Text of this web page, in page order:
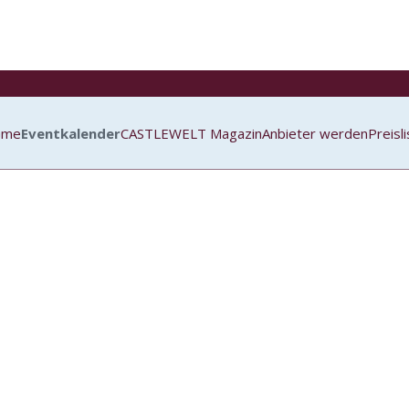
EventkalenderCASTLEWELT MagazinAnbieter werden